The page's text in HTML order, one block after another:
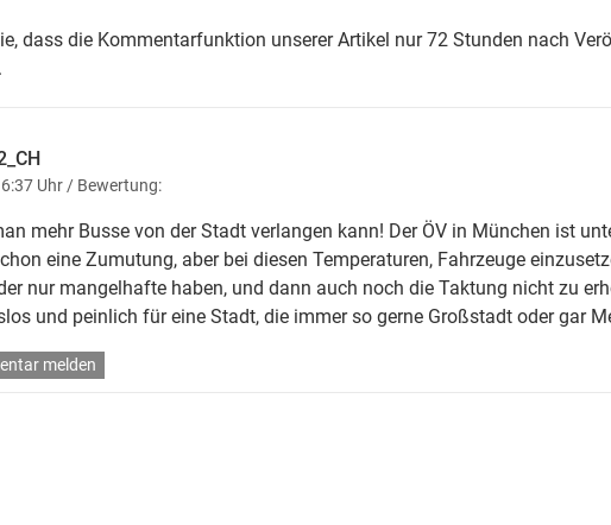
dass die Kommentarfunktion unserer Artikel nur 72 Stunden nach
Uhr / Bewertung:
mehr Busse von der Stadt verlangen kann! Der ÖV in München ist
eine Zumutung, aber bei diesen Temperaturen, Fahrzeuge
nur mangelhafte haben, und dann auch noch die Taktung nicht zu
und peinlich für eine Stadt, die immer so gerne Großstadt oder gar
melden